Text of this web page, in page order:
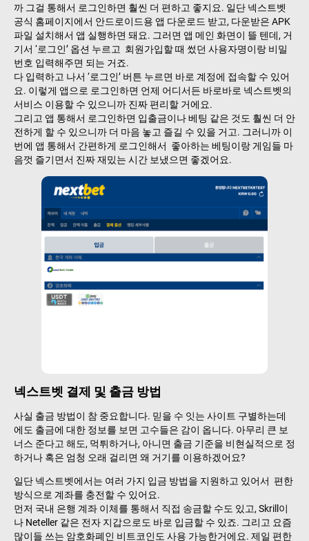
까 그걸 통해서 로그인하면 훨씬 더 편하고 좋지요. 일단 넥스트벳
공식 홈페이지에서 안드로이드용 앱 다운로드 받고, 다운받은 APK
파일 설치해서 앱 실행하면 돼요. 그러면 앱 메인 화면이 뜰 텐데, 거
기서 ‘로그인’ 옵션 누르고 회원가입할 때 썼던 사용자명이랑 비밀
번호 입력해주면 되는 거죠.
다 입력하고 나서 ‘로그인’ 버튼 누르면 바로 계정에 접속할 수 있어
요. 이렇게 앱으로 로그인하면 언제 어디서든 바로바로 넥스트벳의
서비스 이용할 수 있으니까 진짜 편리할 거에요.
그리고 앱 통해서 로그인하면 입출금이나 베팅 같은 것도 훨씬 더 안
전하게 할 수 있으니까 더 마음 놓고 즐길 수 있을 거고. 그러니까 이
번에 앱 통해서 간편하게 로그인해서 좋아하는 베팅이랑 게임들 마
음껏 즐기면서 진짜 재밌는 시간 보냈으면 좋겠어요.
넥스트벳 결제 및 출금 방법
사실 출금 방법이 참 중요합니다. 믿을 수 잇는 사이트 구별하는데
에도 출금에 대한 정보를 보면 고수들은 감이 옵니다. 아무리 큰 보
너스 준다고 해도, 먹튀하거나, 아니면 출금 기준을 비현실적으로 정
하거나 혹은 엄청 오래 걸리면 왜 거기를 이용하겠어요?
일단 넥스트벳에서는 여러 가지 입금 방법을 지원하고 있어서 편한
방식으로 계좌를 충전할 수 있어요.
먼저 국내 은행 계좌 이체를 통해서 직접 송금할 수도 있고, Skrill이
나 Neteller 같은 전자 지갑으로도 바로 입금할 수 있죠. 그리고 요즘
많이들 쓰는 암호화폐인 비트코인도 사용 가능한거에요. 제일 편한